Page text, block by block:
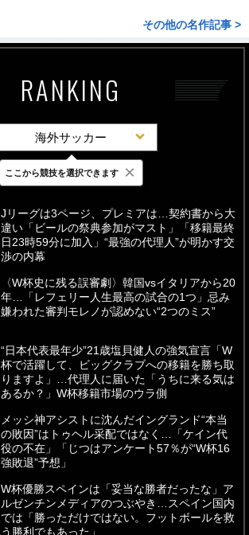
その他の名作記事 >
RANKING
海外サッカー
最新 24時間 週間
Jリーグは3ページ、プレミアは…契約書から大
違い「ビールの祭典参加がマスト」「移籍最終
日23時59分に加入」“最強の代理人”が明かす交
渉の内幕
〈W杯史に残る誤審劇〉韓国vsイタリアから20
年…「レフェリー人生最高の試合の1つ」忌み
嫌われた審判モレノが認めない“2つのミス”
“日本代表最年少”21歳塩貝健人の強気宣言「W
杯で活躍して、ビッグクラブへの移籍を勝ち取
りますよ」…代理人に届いた「うちに来る気は
あるか？」W杯移籍市場のウラ側
メッシ神アシストに沈んだイングランド“本当
の敗因”はトゥヘル采配ではなく…「ケイン代
役の不在」「じつはアンケート57％が“W杯16
強敗退”予想」
W杯優勝スペインは「妥当な勝者だったな」ア
ルゼンチンメディアのつぶやき…スペイン国内
では「勝っただけではない。フットボールを救
う勝利でもあった」
ここから競技を選択できます ×